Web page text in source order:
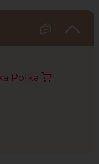
1
Polka